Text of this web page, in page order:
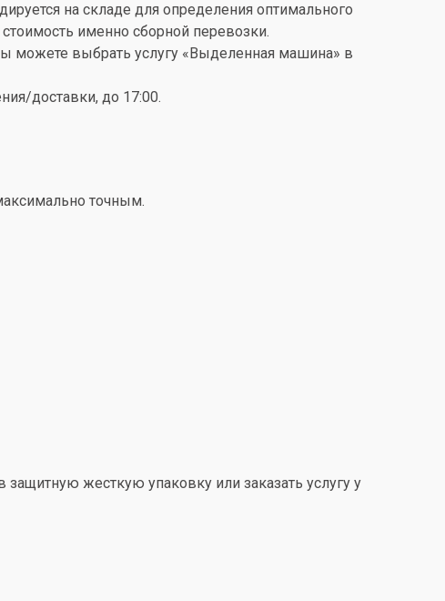
на складе для определения оптимального
именно сборной перевозки.
можете выбрать услугу «Выделенная машина» в
доставки, до 17:00.
точным.
жесткую упаковку или заказать услугу у